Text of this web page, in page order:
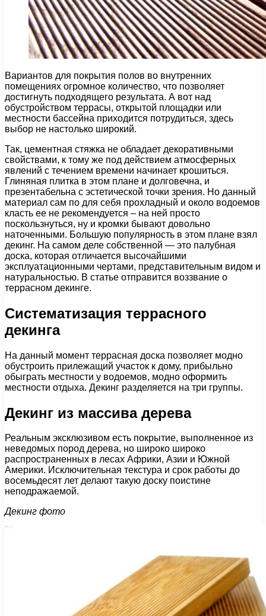
Вариантов для покрытия полов во внутренних
помещениях огромное количество, что позволяет
достигнуть подходящего результата. А вот над
обустройством террасы, открытой площадки или
местности бассейна приходится потрудиться, здесь
выбор не настолько широкий.
Так, цементная стяжка не обладает декоративными
свойствами, к тому же под действием атмосферных
явлений с течением времени начинает крошиться.
Глиняная плитка в этом плане и долговечна, и
презентабельна с эстетической точки зрения. Но данный
материал сам по для себя прохладный и около водоемов
класть ее не рекомендуется – на ней просто
поскользнуться, ну и кромки бывают довольно
наточенными. Большую популярность в этом плане взял
декинг. На самом деле собственной — это палубная
доска, которая отличается высочайшими
эксплуатационными чертами, представительным видом и
натуральностью. В статье отправится воззвание о
террасном декинге.
Систематизация террасного
декинга
На данный момент террасная доска позволяет модно
обустроить прилежащий участок к дому, прибыльно
обыграть местности у водоемов, модно оформить
местности отдыха. Декинг разделяется на три группы.
Декинг из массива дерева
Реальным эксклюзивом есть покрытие, выполненное из
неведомых пород дерева, но широко широко
распространенных в лесах Африки, Азии и Южной
Америки. Исключительная текстура и срок работы до
восемьдесят лет делают такую доску поистине
неподражаемой.
Декинг фото